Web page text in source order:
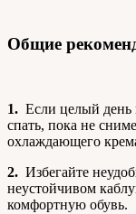
Общие
1. Если целый день
спать, пока не
охлаждающего
2. Избегайте
неустойчивом
комфортную обувь.